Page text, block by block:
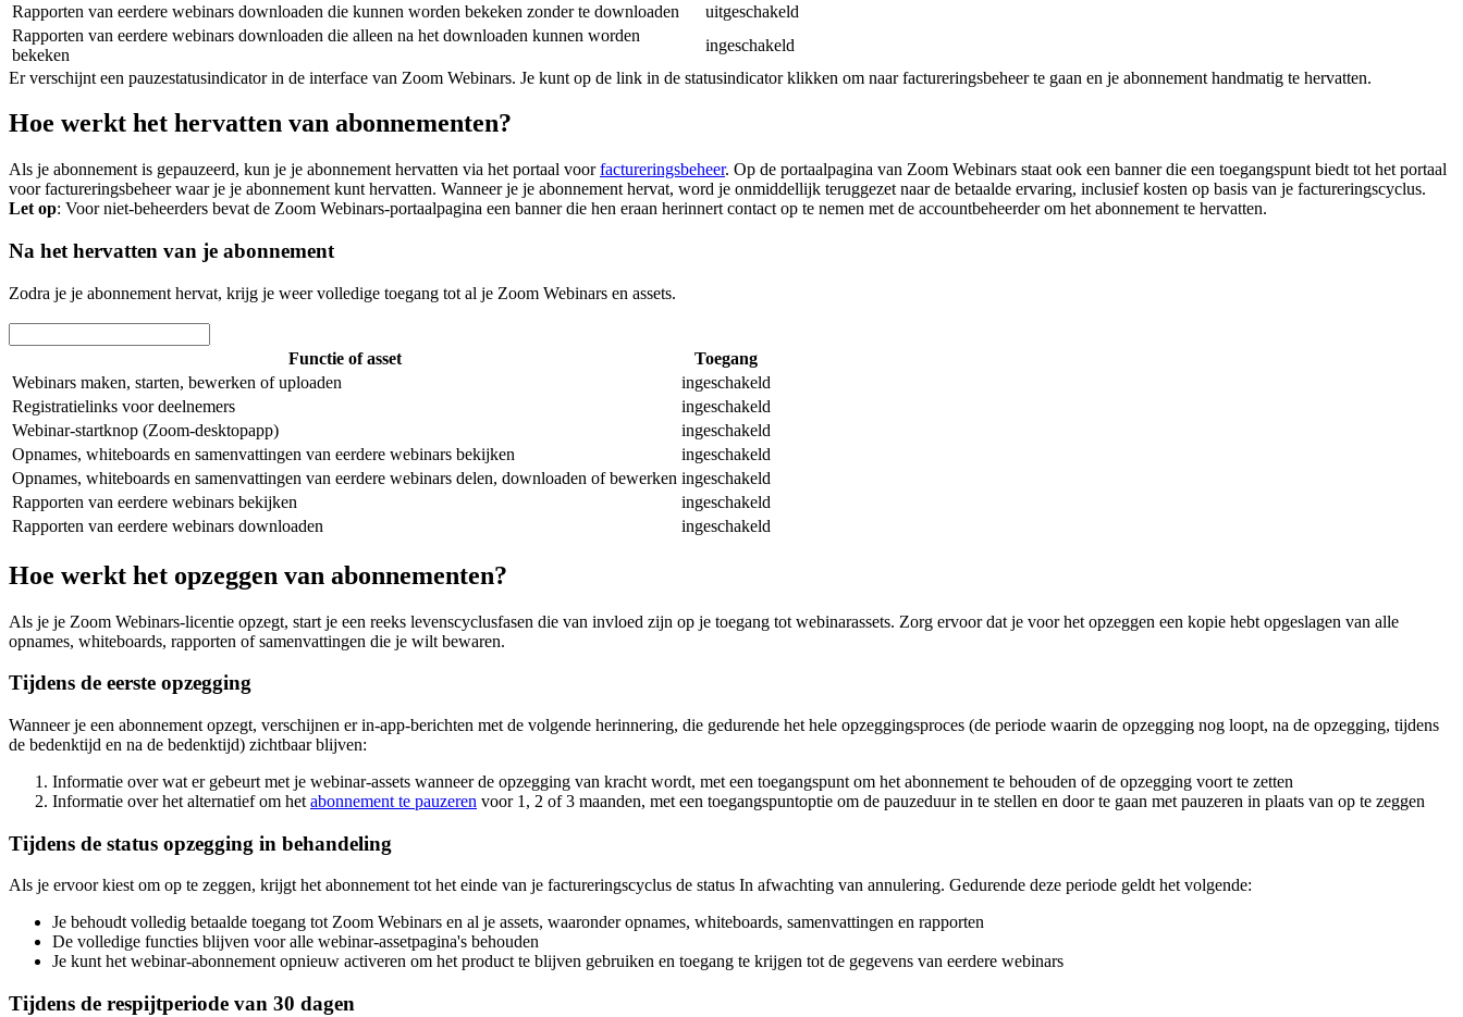
Rapporten van eerdere webinars downloaden die kunnen worden bekeken zonder te downloaden
uitgeschakeld
Rapporten van eerdere webinars downloaden die alleen na het downloaden kunnen worden
bekeken
ingeschakeld
Er verschijnt een pauzestatusindicator in de interface van Zoom Webinars. Je kunt op de link in de statusindicator klikken om naar factureringsbeheer te gaan en je abonnement handmatig te hervatten.
Hoe werkt het hervatten van abonnementen?
Als je abonnement is gepauzeerd, kun je je abonnement hervatten via het portaal voorfactureringsbeheer. Op de portaalpagina van Zoom Webinars staat ook een banner die een toegangspunt biedt tot het portaal
voor factureringsbeheer waar je je abonnement kunt hervatten. Wanneer je je abonnement hervat, word je onmiddellijk teruggezet naar de betaalde ervaring, inclusief kosten op basis van je factureringscyclus.
Let op: Voor niet-beheerders bevat de Zoom Webinars-portaalpagina een banner die hen eraan herinnert contact op te nemen met de accountbeheerder om het abonnement te hervatten.
Na het hervatten van je abonnement
Zodra je je abonnement hervat, krijg je weer volledige toegang tot al je Zoom Webinars en assets.
Functie of asset
Toegang
Webinars maken, starten, bewerken of uploaden
ingeschakeld
Registratielinks voor deelnemers
ingeschakeld
Webinar-startknop (Zoom-desktopapp)
ingeschakeld
Opnames, whiteboards en samenvattingen van eerdere webinars bekijken
ingeschakeld
Opnames, whiteboards en samenvattingen van eerdere webinars delen, downloaden of bewerken ingeschakeld
Rapporten van eerdere webinars bekijken
ingeschakeld
Rapporten van eerdere webinars downloaden
ingeschakeld
Hoe werkt het opzeggen van abonnementen?
Als je je Zoom Webinars-licentie opzegt, start je een reeks levenscyclusfasen die van invloed zijn op je toegang tot webinarassets. Zorg ervoor dat je voor het opzeggen een kopie hebt opgeslagen van alle
opnames, whiteboards, rapporten of samenvattingen die je wilt bewaren.
Tijdens de eerste opzegging
Wanneer je een abonnement opzegt, verschijnen er in-app-berichten met de volgende herinnering, die gedurende het hele opzeggingsproces (de periode waarin de opzegging nog loopt, na de opzegging, tijdens
de bedenktijd en na de bedenktijd) zichtbaar blijven:
Informatie over wat er gebeurt met je webinar-assets wanneer de opzegging van kracht wordt, met een toegangspunt om het abonnement te behouden of de opzegging voort te zetten
Informatie over het alternatief om het abonnement te pauzeren voor 1, 2 of 3 maanden, met een toegangspuntoptie om de pauzeduur in te stellen en door te gaan met pauzeren in plaats van op te zeggen
Tijdens de status opzegging in behandeling
Als je ervoor kiest om op te zeggen, krijgt het abonnement tot het einde van je factureringscyclus de status In afwachting van annulering. Gedurende deze periode geldt het volgende:
Je behoudt volledig betaalde toegang tot Zoom Webinars en al je assets, waaronder opnames, whiteboards, samenvattingen en rapporten
De volledige functies blijven voor alle webinar-assetpagina's behouden
Je kunt het webinar-abonnement opnieuw activeren om het product te blijven gebruiken en toegang te krijgen tot de gegevens van eerdere webinars
Tijdens de respijtperiode van 30 dagen